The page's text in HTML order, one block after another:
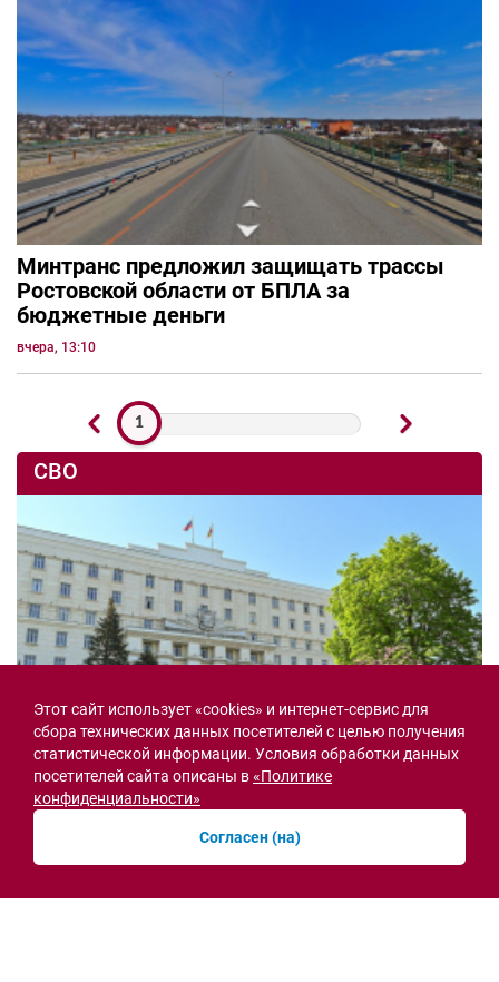
Минтранс предложил защищать трассы
Ростовской области от БПЛА за
бюджетные деньги
вчера, 13:10
1
СВО
Семьи героев СВО с временной регистрацией
в Ростовской области смогут получить
земельный участок
Этот сайт использует «cookies» и интернет-сервис для
сбора технических данных посетителей с целью получения
статистической информации. Условия обработки данных
посетителей сайта описаны в«Политике
конфиденциальности»
Согласен (на)